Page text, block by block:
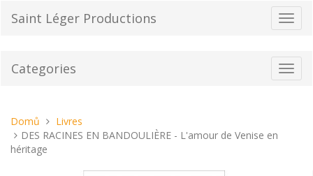
Saint Léger Productions
Categories
Nacházíte
se
tady:
Domů
Livres
DES RACINES EN BANDOULIÈRE - L'amour de Venise en
héritage